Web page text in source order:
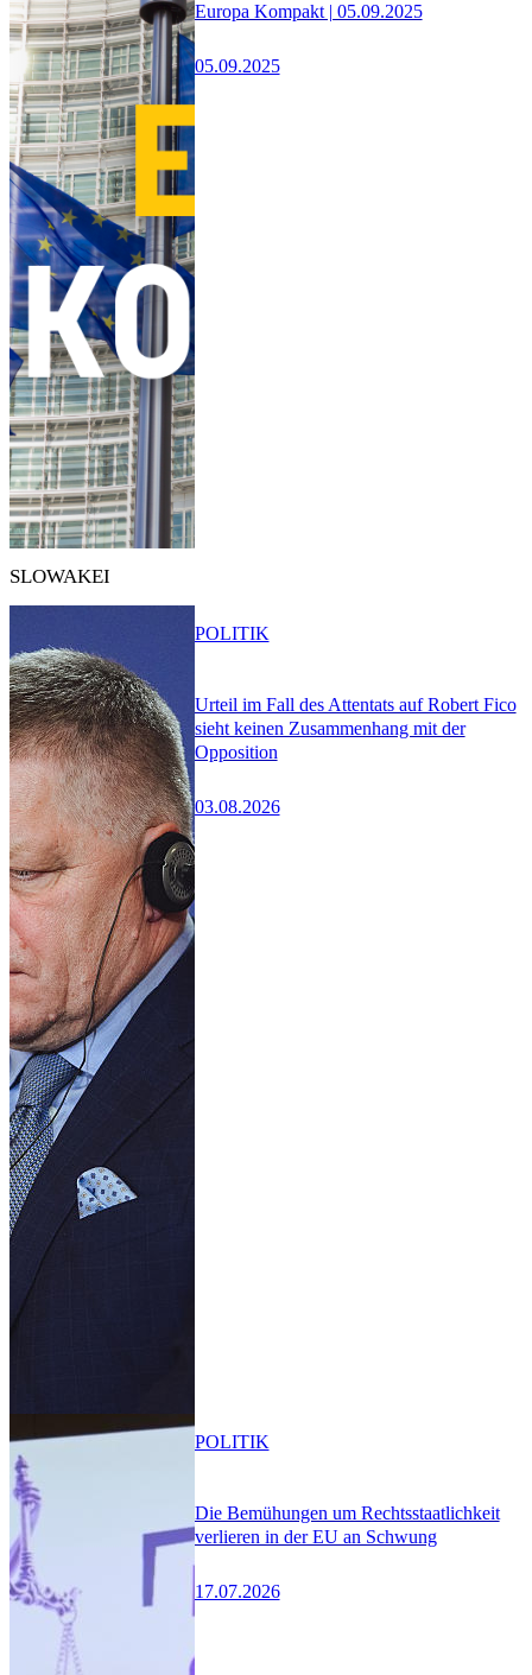
Europa Kompakt | 05.09.2025
05.09.2025
SLOWAKEI
Urteil im Fall des Attentats auf Robert Fico
sieht keinen Zusammenhang mit der
Opposition
03.08.2026
POLITIK
Die Bemühungen um Rechtsstaatlichkeit
verlieren in der EU an Schwung
17.07.2026
POLITIK